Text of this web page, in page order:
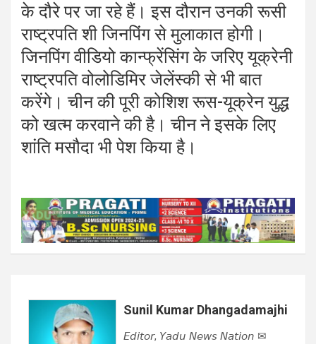
के दौरे पर जा रहे हैं। इस दौरान उनकी रूसी
राष्ट्रपति शी जिनपिंग से मुलाकात होगी।
जिनपिंग वीडियो कान्फ्रेंसिंग के जरिए यूक्रेनी
राष्ट्रपति वोलोडिमिर जेलेंस्की से भी बात
करेंगे। चीन की पूरी कोशिश रूस-यूक्रेन युद्ध
को खत्म करवाने की है। चीन ने इसके लिए
शांति मसौदा भी पेश किया है।
Sunil Kumar Dhangadamajhi
𝘌𝘥𝘪𝘵𝘰𝘳, 𝘠𝘢𝘥𝘶 𝘕𝘦𝘸𝘴 𝘕𝘢𝘵𝘪𝘰𝘯 ✉